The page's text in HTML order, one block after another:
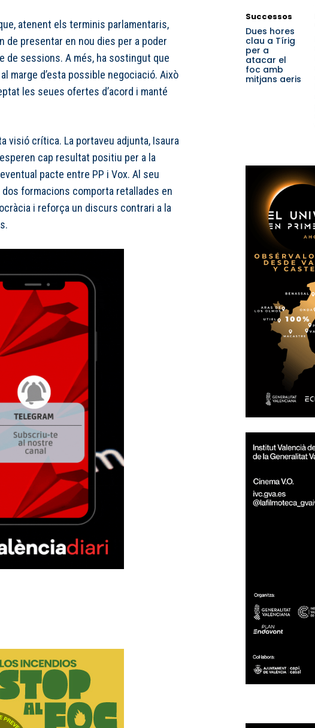
atenent els terminis parlamentaris,
de presentar en nou dies per a poder
de sessions. A més, ha sostingut que
marge d’esta possible negociació. Això
les seues ofertes d’acord i manté
visió crítica. La portaveu adjunta, Isaura
cap resultat positiu per a la
pacte entre PP i Vox. Al seu
formacions comporta retallades en
i reforça un discurs contrari a la
Successos
Dues hores
clau a Tírig
per a
atacar el
foc amb
mitjans aeris